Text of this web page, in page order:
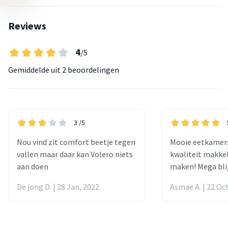
Reviews
4/5
Gemiddelde uit 2 beoordelingen
3 /5
Nou vind zit comfort beetje tegen
vallen maar daar kan Volero niets
aan doen
De jong D. | 28 Jan, 2022
Mooie
kwaliteit
maken! Mega
Asmae A. | 22